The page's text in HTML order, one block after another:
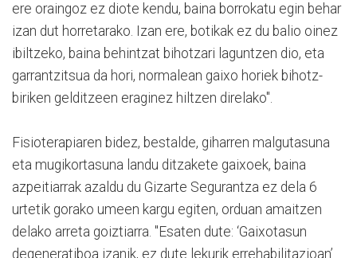
ere oraingoz ez diote kendu, baina borrokatu egin behar
izan dut horretarako. Izan ere, botikak ez du balio oinez
ibiltzeko, baina behintzat bihotzari laguntzen dio, eta
garrantzitsua da hori, normalean gaixo horiek bihotz-
biriken gelditzeen eraginez hiltzen direlako".
Fisioterapiaren bidez, bestalde, giharren malgutasuna
eta mugikortasuna landu ditzakete gaixoek, baina
azpeitiarrak azaldu du Gizarte Segurantza ez dela 6
urtetik gorako umeen kargu egiten, orduan amaitzen
delako arreta goiztiarra. "Esaten dute: ‘Gaixotasun
degeneratiboa izanik, ez dute lekurik errehabilitazioan’.